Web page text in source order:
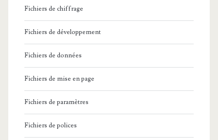
Fichiers de chiffrage
Fichiers de développement
Fichiers de données
Fichiers de mise en page
Fichiers de paramètres
Fichiers de polices